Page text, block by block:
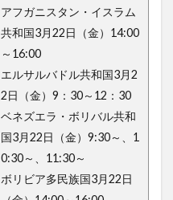
アフガニスタン・イスラム
共和国3月22日（金）14:00
～16:00
エルサルバドル共和国3月2
2日（金）9：30～12：30
ベネズエラ・ボリバル共和
国3月22日（金）9:30～、1
0:30～、11:30～
ボリビア多民族国3月22日